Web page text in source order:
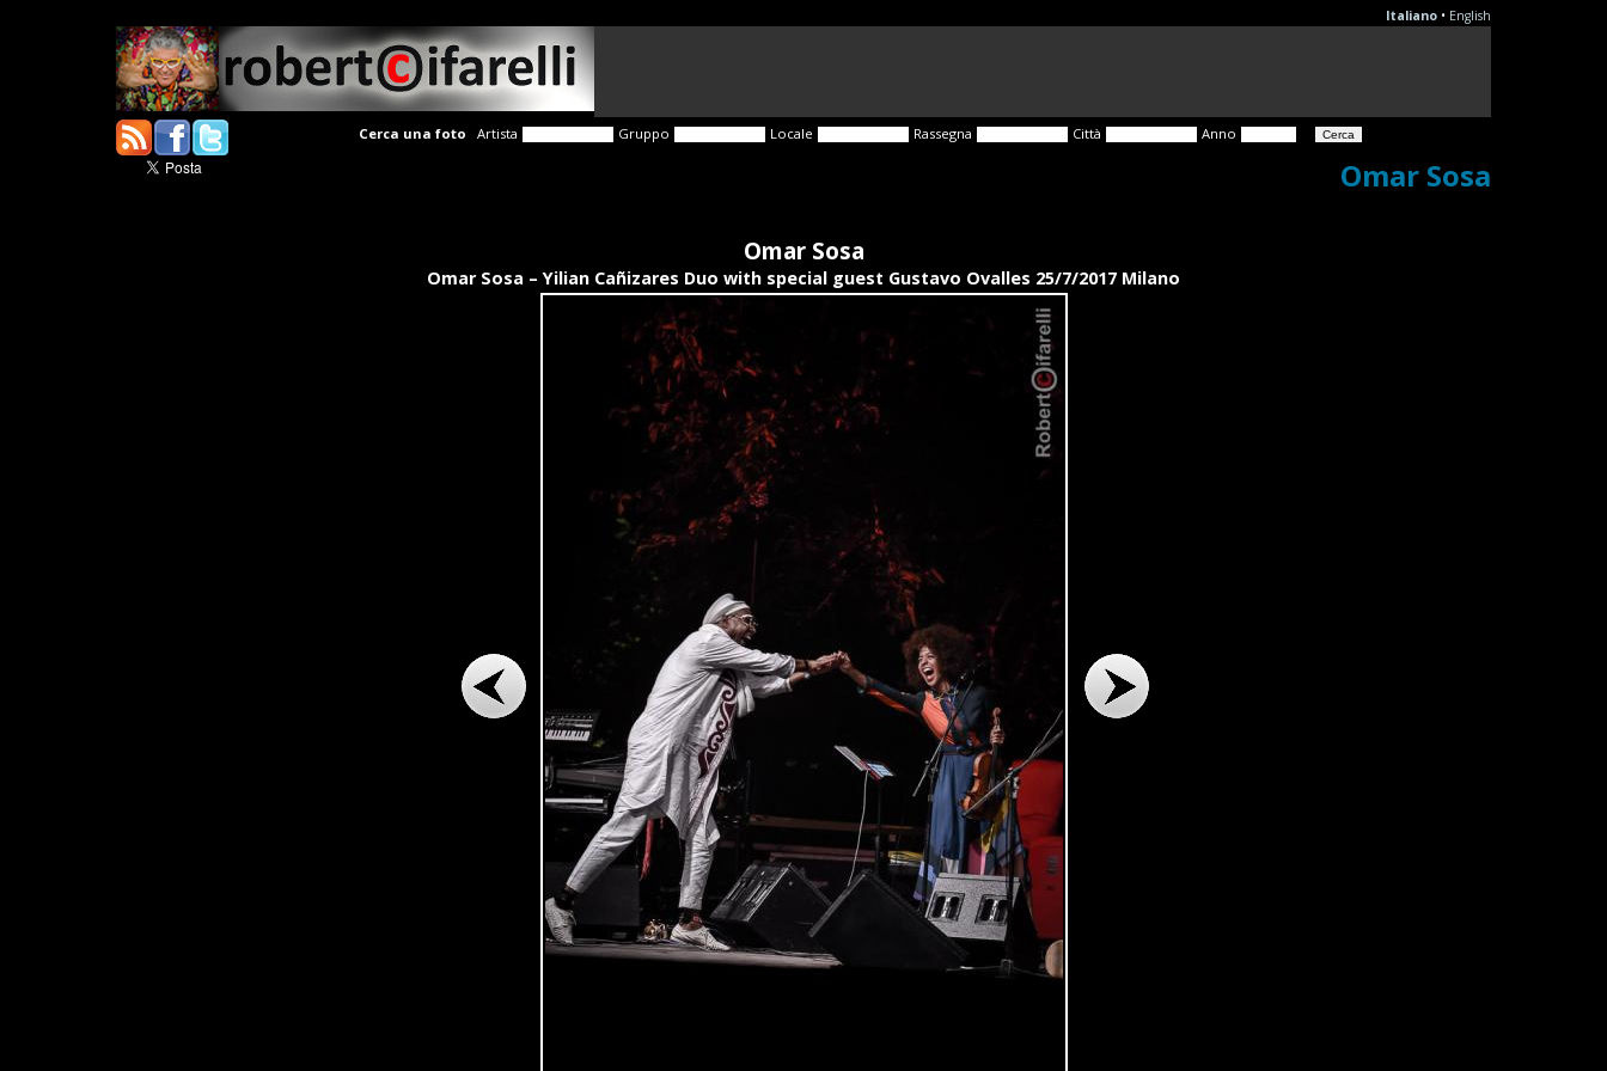
Italiano • English
Cerca una foto Artista Gruppo Locale Rassegna Città Anno
Omar Sosa
Omar Sosa
Omar Sosa – Yilian Cañizares Duo with special guest Gustavo Ovalles 25/7/2017 Milano